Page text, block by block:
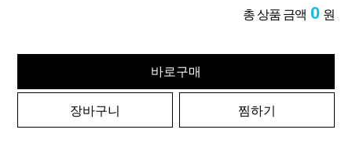
총 상품 금액 0 원
바로구매
장바구니 찜하기